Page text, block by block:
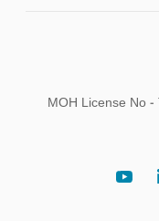
MOH License No